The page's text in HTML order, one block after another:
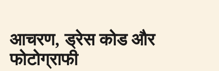
आचरण, ड्रेस कोड और
फोटोग्राफी